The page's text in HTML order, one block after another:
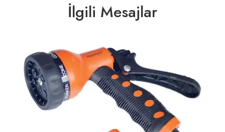
İlgili Mesajlar